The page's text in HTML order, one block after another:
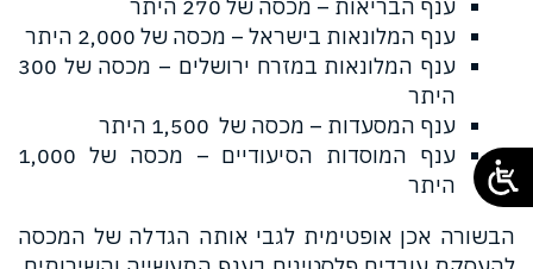
ענף הבריאות – מכסה של 270 היתר
ענף המלונאות בישראל – מכסה של 2,000 היתר
ענף המלונאות במזרח ירושלים – מכסה של 300
היתר
ענף המסעדות – מכסה של 1,500 היתר
ענף המוסדות הסיעודיים – מכסה של 1,000
היתר
הבשורה אכן אופטימית לגבי אותה הגדלה של המכסה